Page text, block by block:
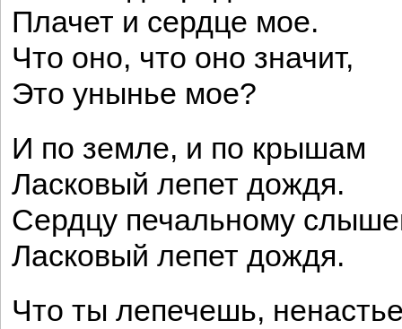
Плачет и сердце мое.
Что оно, что оно значит,
Это унынье мое?
И по земле, и по крышам
Ласковый лепет дождя.
Сердцу печальному
Ласковый лепет дождя.
Что ты лепечешь,